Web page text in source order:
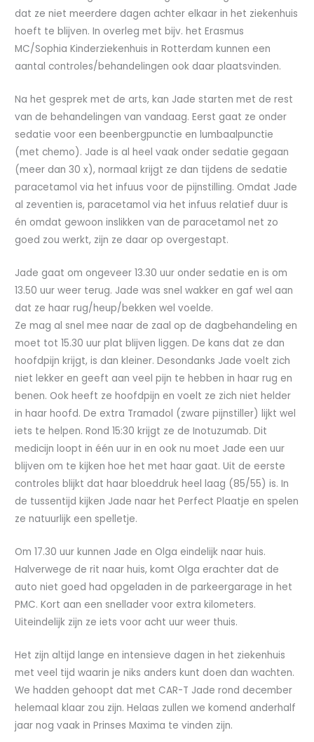
dat ze niet meerdere dagen achter elkaar in het ziekenhuis
hoeft te blijven. In overleg met bijv. het Erasmus
MC/Sophia Kinderziekenhuis in Rotterdam kunnen een
aantal controles/behandelingen ook daar plaatsvinden.
Na het gesprek met de arts, kan Jade starten met de rest
van de behandelingen van vandaag. Eerst gaat ze onder
sedatie voor een beenbergpunctie en lumbaalpunctie
(met chemo). Jade is al heel vaak onder sedatie gegaan
(meer dan 30 x), normaal krijgt ze dan tijdens de sedatie
paracetamol via het infuus voor de pijnstilling. Omdat Jade
al zeventien is, paracetamol via het infuus relatief duur is
én omdat gewoon inslikken van de paracetamol net zo
goed zou werkt, zijn ze daar op overgestapt.
Jade gaat om ongeveer 13.30 uur onder sedatie en is om
13.50 uur weer terug. Jade was snel wakker en gaf wel aan
dat ze haar rug/heup/bekken wel voelde.
Ze mag al snel mee naar de zaal op de dagbehandeling en
moet tot 15.30 uur plat blijven liggen. De kans dat ze dan
hoofdpijn krijgt, is dan kleiner. Desondanks Jade voelt zich
niet lekker en geeft aan veel pijn te hebben in haar rug en
benen. Ook heeft ze hoofdpijn en voelt ze zich niet helder
in haar hoofd. De extra Tramadol (zware pijnstiller) lijkt wel
iets te helpen. Rond 15:30 krijgt ze de Inotuzumab. Dit
medicijn loopt in één uur in en ook nu moet Jade een uur
blijven om te kijken hoe het met haar gaat. Uit de eerste
controles blijkt dat haar bloeddruk heel laag (85/55) is. In
de tussentijd kijken Jade naar het Perfect Plaatje en spelen
ze natuurlijk een spelletje.
Om 17.30 uur kunnen Jade en Olga eindelijk naar huis.
Halverwege de rit naar huis, komt Olga erachter dat de
auto niet goed had opgeladen in de parkeergarage in het
PMC. Kort aan een snellader voor extra kilometers.
Uiteindelijk zijn ze iets voor acht uur weer thuis.
Het zijn altijd lange en intensieve dagen in het ziekenhuis
met veel tijd waarin je niks anders kunt doen dan wachten.
We hadden gehoopt dat met CAR-T Jade rond december
helemaal klaar zou zijn. Helaas zullen we komend anderhalf
jaar nog vaak in Prinses Maxima te vinden zijn.